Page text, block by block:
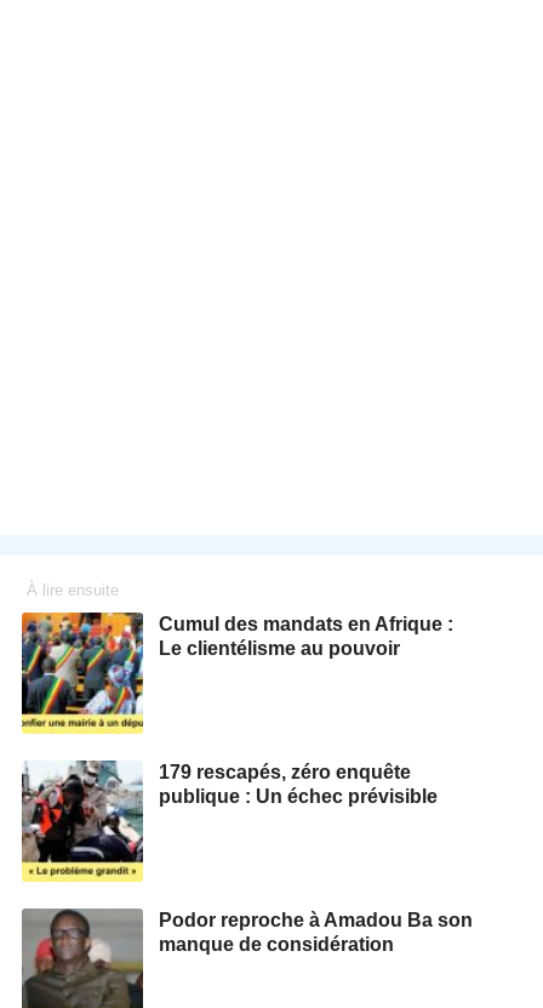
À lire ensuite
Cumul des mandats en Afrique :
Le clientélisme au pouvoir
179 rescapés, zéro enquête
publique : Un échec prévisible
Podor reproche à Amadou Ba son
manque de considération